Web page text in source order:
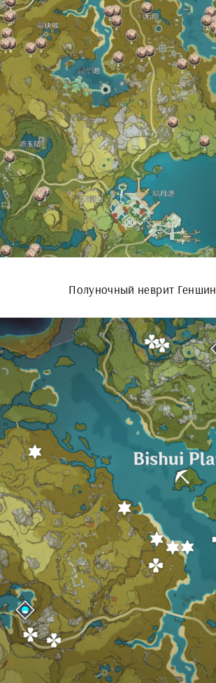
Полуночный неврит Геншин